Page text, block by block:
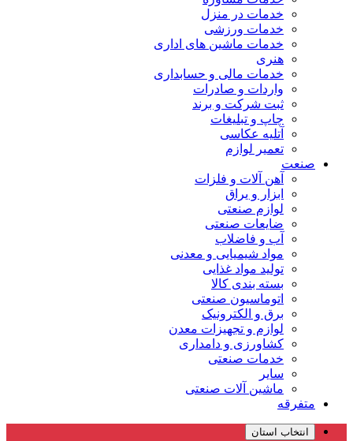
خدمات در منزل
خدمات ورزشی
خدمات ماشین های اداری
هنری
خدمات مالی و حسابداری
واردات و صادرات
ثبت شرکت و برند
چاپ و تبلیغات
آتلیه عکاسی
تعمیر لوازم
صنعت
آهن آلات و فلزات
ابزار و یراق
لوازم صنعتی
ضایعات صنعتی
آب و فاضلاب
مواد شیمیایی و معدنی
تولید مواد غذایی
بسته بندی کالا
اتوماسیون صنعتی
برق و الکترونیک
لوازم و تجهیزات معدن
کشاورزی و دامداری
خدمات صنعتی
سایر
ماشین آلات صنعتی
متفرقه
انتخاب استان